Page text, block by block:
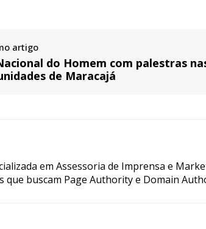
artigo
do Homem com palestras
de Maracajá
em Assessoria de Imprensa e
que buscam Page Authority e Domain